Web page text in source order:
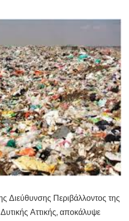
Διεύθυνσης Περιβάλλοντος της
Αττικής, αποκάλυψε